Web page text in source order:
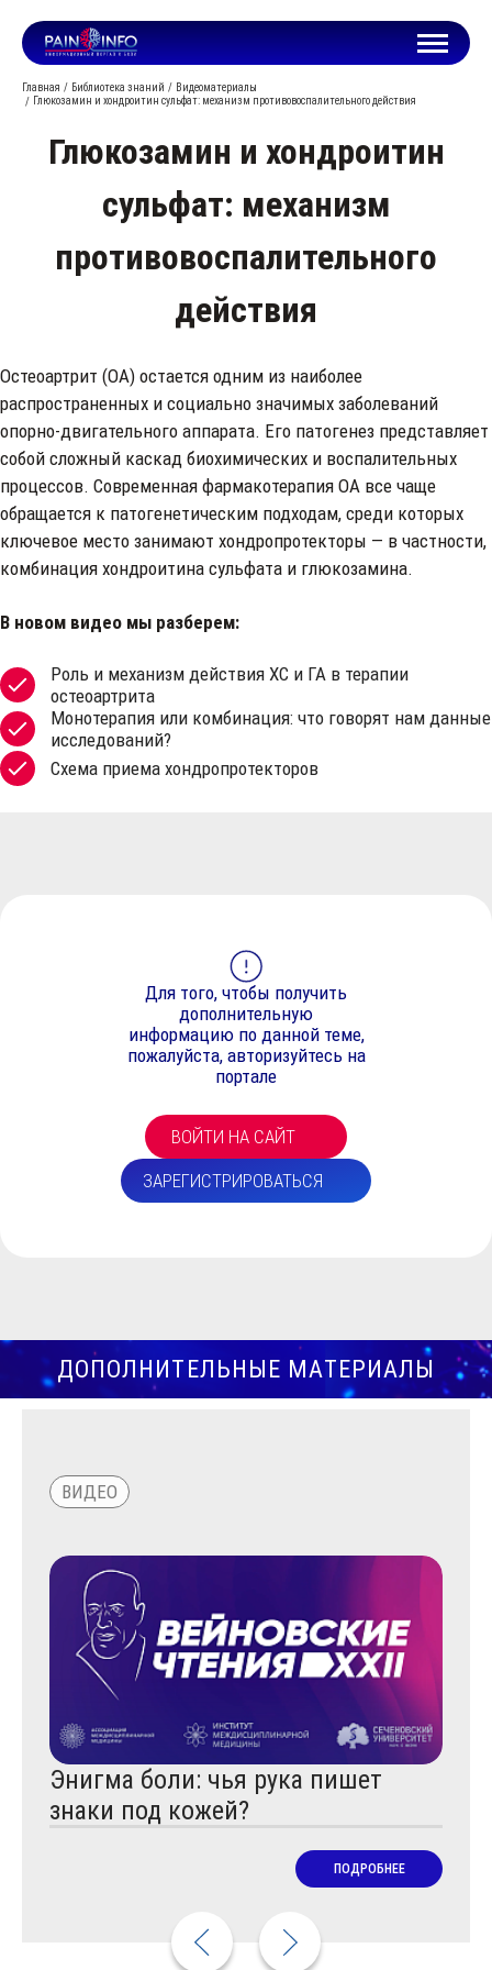
Главная Библиотека знаний
Видеоматериалы
Глюкозамин и хондроитин сульфат: механизм противовоспалительного действия
Глюкозамин и хондроитин
сульфат: механизм
противовоспалительного
действия
Остеоартрит (ОА) остается одним из наиболее
распространенных и социально значимых заболеваний
опорно-двигательного аппарата. Его патогенез представляет
собой сложный каскад биохимических и воспалительных
процессов. Современная фармакотерапия ОА все чаще
обращается к патогенетическим подходам, среди которых
ключевое место занимают хондропротекторы — в частности,
комбинация хондроитина сульфата и глюкозамина.
В новом видео мы разберем:
Роль и механизм действия ХС и ГА в терапии
остеоартрита
Монотерапия или комбинация: что говорят нам данные
исследований?
Схема приема хондропротекторов
Для того, чтобы получить
дополнительную
информацию по данной теме,
пожалуйста, авторизуйтесь на
портале
ВОЙТИ НА САЙТ
ЗАРЕГИСТРИРОВАТЬСЯ
ДОПОЛНИТЕЛЬНЫЕ МАТЕРИАЛЫ
ВИДЕО
Энигма боли: чья рука пишет
знаки под кожей?
ПОДРОБНЕЕ